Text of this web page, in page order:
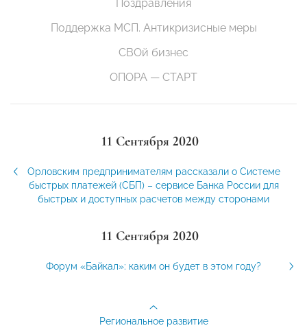
Поздравления
Поддержка МСП. Антикризисные меры
СВОй бизнес
ОПОРА — СТАРТ
11 Сентября 2020
Орловским предпринимателям рассказали о Системе
быстрых платежей (СБП) – сервисе Банка России для
быстрых и доступных расчетов между сторонами
11 Сентября 2020
Форум «Байкал»: каким он будет в этом году?
Региональное развитие